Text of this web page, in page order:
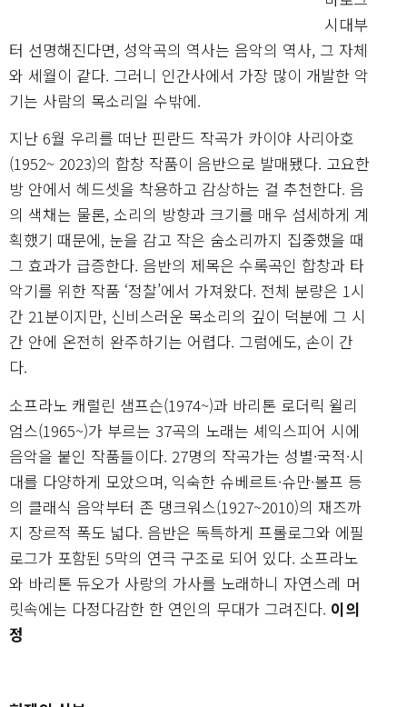
시대부
터 선명해진다면, 성악곡의 역사는 음악의 역사, 그 자체
와 세월이 같다. 그러니 인간사에서 가장 많이 개발한 악
기는 사람의 목소리일 수밖에.
지난 6월 우리를 떠난 핀란드 작곡가 카이야 사리아호
(1952~ 2023)의 합창 작품이 음반으로 발매됐다. 고요한
방 안에서 헤드셋을 착용하고 감상하는 걸 추천한다. 음
의 색채는 물론, 소리의 방향과 크기를 매우 섬세하게 계
획했기 때문에, 눈을 감고 작은 숨소리까지 집중했을 때
그 효과가 급증한다. 음반의 제목은 수록곡인 합창과 타
악기를 위한 작품 ‘정찰’에서 가져왔다. 전체 분량은 1시
간 21분이지만, 신비스러운 목소리의 깊이 덕분에 그 시
간 안에 온전히 완주하기는 어렵다. 그럼에도, 손이 간
다.
소프라노 캐럴린 샘프슨(1974~)과 바리톤 로더릭 윌리
엄스(1965~)가 부르는 37곡의 노래는 셰익스피어 시에
음악을 붙인 작품들이다. 27명의 작곡가는 성별·국적·시
대를 다양하게 모았으며, 익숙한 슈베르트·슈만·볼프 등
의 클래식 음악부터 존 댕크워스(1927~2010)의 재즈까
지 장르적 폭도 넓다. 음반은 독특하게 프롤로그와 에필
로그가 포함된 5막의 연극 구조로 되어 있다. 소프라노
와 바리톤 듀오가 사랑의 가사를 노래하니 자연스레 머
릿속에는 다정다감한 한 연인의 무대가 그려진다. 이의
정